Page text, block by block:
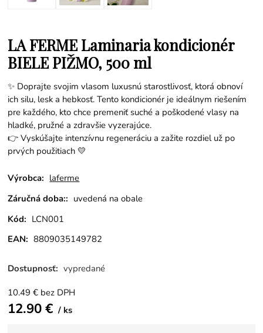
LA FERME Laminaria kondicionér
BIELE PIŽMO, 500 ml
✨ Doprajte svojim vlasom luxusnú starostlivosť, ktorá obnoví
ich silu, lesk a hebkosť. Tento kondicionér je ideálnym riešením
pre každého, kto chce premeniť suché a poškodené vlasy na
hladké, pružné a zdravšie vyzerajúce.
👉 Vyskúšajte intenzívnu regeneráciu a zažite rozdiel už po
prvých použitiach 💛
Výrobca: laferme
Záručná doba:: uvedená na obale
Kód: LCN001
EAN: 8809035149782
Dostupnosť: vypredané
10.49 € bez DPH
12.90€ ks